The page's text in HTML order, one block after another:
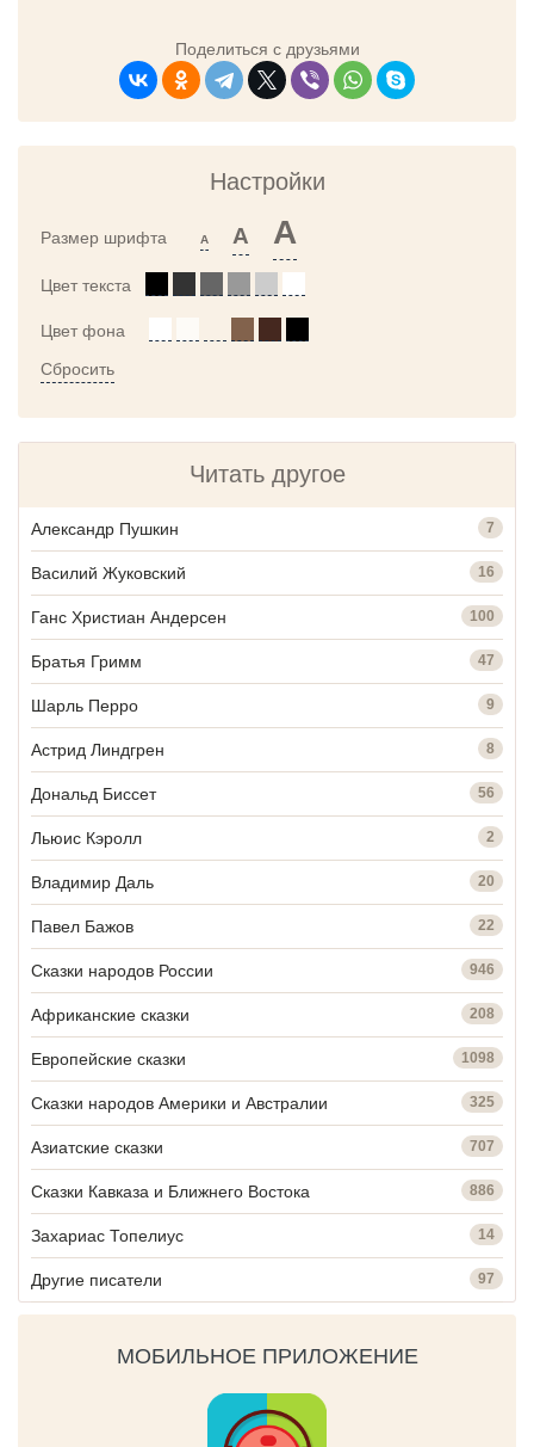
Поделиться с друзьями
Настройки
Размер шрифта A A A
Цвет текста
Цвет фона
Сбросить
Читать другое
Александр Пушкин 7
Василий Жуковский 16
Ганс Христиан Андерсен 100
Братья Гримм 47
Шарль Перро 9
Астрид Линдгрен 8
Дональд Биссет 56
Льюис Кэролл 2
Владимир Даль 20
Павел Бажов 22
Сказки народов России 946
Африканские сказки 208
Европейские сказки 1098
Сказки народов Америки и Австралии 325
Азиатские сказки 707
Сказки Кавказа и Ближнего Востока 886
Захариас Топелиус 14
Другие писатели 97
МОБИЛЬНОЕ ПРИЛОЖЕНИЕ